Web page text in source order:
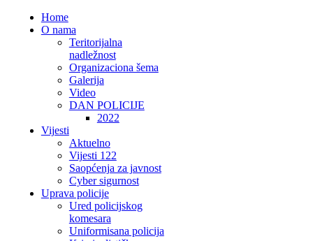
Home
O nama
Teritorijalna
nadležnost
Organizaciona šema
Galerija
Video
DAN POLICIJE
2022
Vijesti
Aktuelno
Vijesti 122
Saopćenja za javnost
Cyber sigurnost
Uprava policije
Ured policijskog
komesara
Uniformisana policija